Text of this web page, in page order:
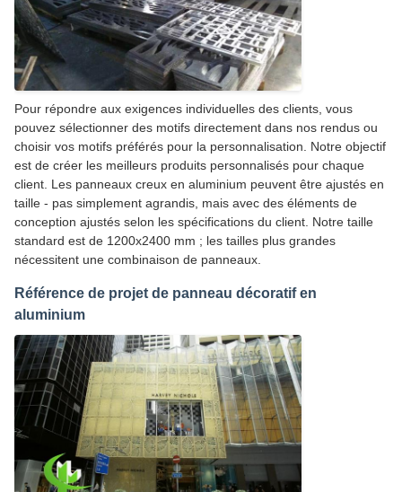
Pour répondre aux exigences individuelles des clients, vous
pouvez sélectionner des motifs directement dans nos rendus ou
choisir vos motifs préférés pour la personnalisation. Notre objectif
est de créer les meilleurs produits personnalisés pour chaque
client. Les panneaux creux en aluminium peuvent être ajustés en
taille - pas simplement agrandis, mais avec des éléments de
conception ajustés selon les spécifications du client. Notre taille
standard est de 1200x2400 mm ; les tailles plus grandes
nécessitent une combinaison de panneaux.
Référence de projet de panneau décoratif en
aluminium